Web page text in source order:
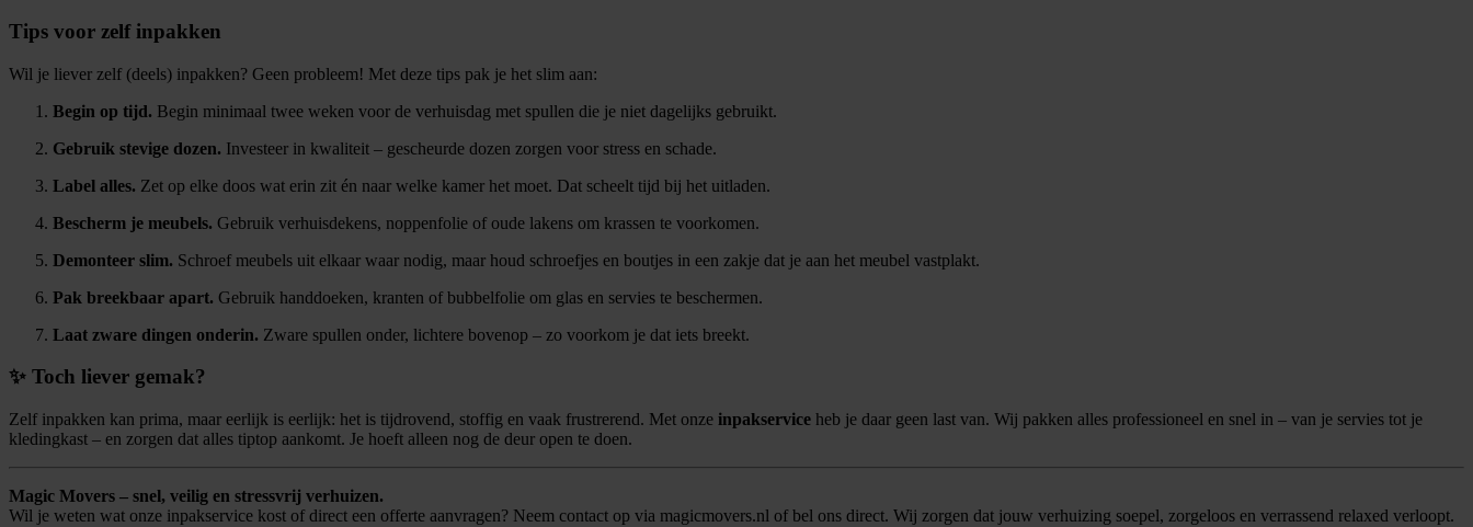
Tips voor zelf inpakken
Wil je liever zelf (deels) inpakken? Geen probleem! Met deze tips pak je het slim aan:
Begin op tijd. Begin minimaal twee weken voor de verhuisdag met spullen die je niet dagelijks gebruikt.
Gebruik stevige dozen. Investeer in kwaliteit – gescheurde dozen zorgen voor stress en schade.
Label alles. Zet op elke doos wat erin zit én naar welke kamer het moet. Dat scheelt tijd bij het uitladen.
Bescherm je meubels. Gebruik verhuisdekens, noppenfolie of oude lakens om krassen te voorkomen.
Demonteer slim. Schroef meubels uit elkaar waar nodig, maar houd schroefjes en boutjes in een zakje dat je aan het meubel vastplakt.
Pak breekbaar apart. Gebruik handdoeken, kranten of bubbelfolie om glas en servies te beschermen.
Laat zware dingen onderin. Zware spullen onder, lichtere bovenop – zo voorkom je dat iets breekt.
✨ Toch liever gemak?
Zelf inpakken kan prima, maar eerlijk is eerlijk: het is tijdrovend, stoffig en vaak frustrerend. Met onze inpakservice heb je daar geen last van. Wij pakken alles professioneel en snel in – van je servies tot je
kledingkast – en zorgen dat alles tiptop aankomt. Je hoeft alleen nog de deur open te doen.
Magic Movers – snel, veilig en stressvrij verhuizen.
Wil je weten wat onze inpakservice kost of direct een offerte aanvragen? Neem contact op via magicmovers.nl of bel ons direct. Wij zorgen dat jouw verhuizing soepel, zorgeloos en verrassend relaxed verloopt.